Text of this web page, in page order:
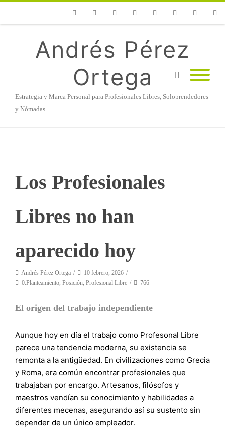
Andrés Pérez
Ortega
Estrategia y Marca Personal para Profesionales Libres, Soloprendedores
y Nómadas
Los Profesionales
Libres no han
aparecido hoy
Andrés Pérez Ortega
10 febrero, 2026
0.Planteamiento, Posición, Profesional Libre 766
El origen del trabajo independiente
Aunque hoy en día el trabajo como Profesonal Libre
parece una tendencia moderna, su existencia se
remonta a la antigüedad. En civilizaciones como Grecia
y Roma, era común encontrar profesionales que
trabajaban por encargo. Artesanos, filósofos y
maestros vendían su conocimiento y habilidades a
diferentes mecenas, asegurando así su sustento sin
depender de un único empleador.